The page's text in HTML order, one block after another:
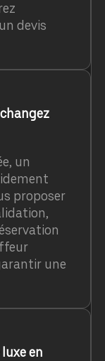
devis
un
proposer
une
en